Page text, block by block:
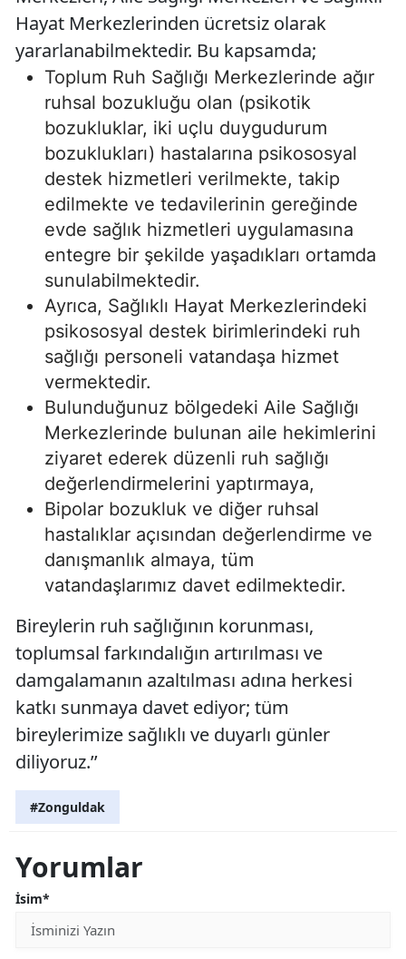
Hayat Merkezlerinden ücretsiz olarak
yararlanabilmektedir. Bu kapsamda;
Toplum Ruh Sağlığı Merkezlerinde ağır
ruhsal bozukluğu olan (psikotik
bozukluklar, iki uçlu duygudurum
bozuklukları) hastalarına psikososyal
destek hizmetleri verilmekte, takip
edilmekte ve tedavilerinin gereğinde
evde sağlık hizmetleri uygulamasına
entegre bir şekilde yaşadıkları ortamda
sunulabilmektedir.
Ayrıca, Sağlıklı Hayat Merkezlerindeki
psikososyal destek birimlerindeki ruh
sağlığı personeli vatandaşa hizmet
vermektedir.
Bulunduğunuz bölgedeki Aile Sağlığı
Merkezlerinde bulunan aile hekimlerini
ziyaret ederek düzenli ruh sağlığı
değerlendirmelerini yaptırmaya,
Bipolar bozukluk ve diğer ruhsal
hastalıklar açısından değerlendirme ve
danışmanlık almaya, tüm
vatandaşlarımız davet edilmektedir.
Bireylerin ruh sağlığının korunması,
toplumsal farkındalığın artırılması ve
damgalamanın azaltılması adına herkesi
katkı sunmaya davet ediyor; tüm
bireylerimize sağlıklı ve duyarlı günler
diliyoruz.’’
#Zonguldak
Yorumlar
İsim*